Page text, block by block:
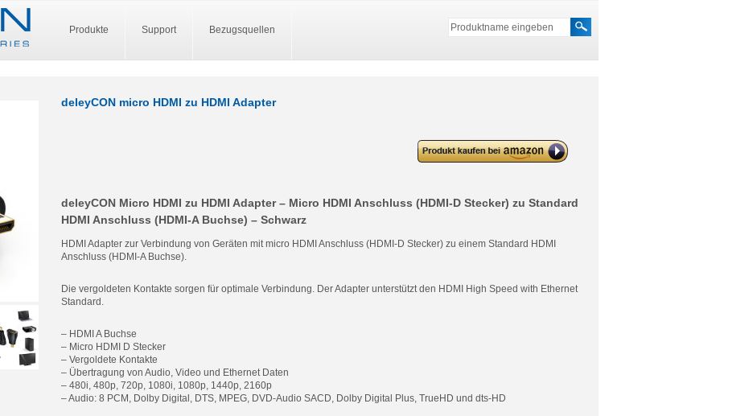
Produkte Support Bezugsquellen
deleyCON micro HDMI zu HDMI Adapter
deleyCON micro HDMI zu HDMI
Adapter
deleyCON Micro HDMI zu HDMI Adapter – Micro HDMI Anschluss (HDMI-D Stecker) zu Standard
HDMI Anschluss (HDMI-A Buchse) – Schwarz
HDMI Adapter zur Verbindung von Geräten mit micro HDMI Anschluss (HDMI-D Stecker) zu einem Standard HDMI
Anschluss (HDMI-A Buchse).
Die vergoldeten Kontakte sorgen für optimale Verbindung. Der Adapter unterstützt den HDMI High Speed with Ethernet
Standard.
– HDMI A Buchse
– Micro HDMI D Stecker
– Vergoldete Kontakte
– Übertragung von Audio, Video und Ethernet Daten
– 480i, 480p, 720p, 1080i, 1080p, 1440p, 2160p
– Audio: 8 PCM, Dolby Digital, DTS, MPEG, DVD-Audio SACD, Dolby Digital Plus, TrueHD und dts-HD